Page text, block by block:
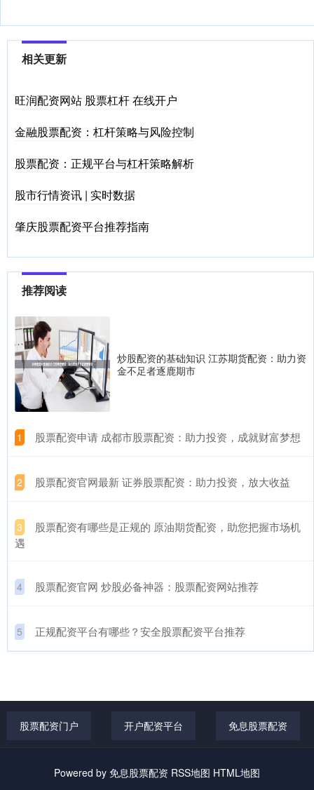
相关更新
旺润配资网站 股票杠杆 在线开户
金融股票配资：杠杆策略与风险控制
股票配资：正规平台与杠杆策略解析
股市行情资讯 | 实时数据
肇庆股票配资平台推荐指南
推荐阅读
炒股配资的基础知识 江苏期货配资：助力资
金不足者逐鹿期市
1 ​股票配资申请 成都市股票配资：助力投资，成就财富梦想
2 ​股票配资官网最新 证券股票配资：助力投资，放大收益
3
​股票配资有哪些是正规的 原油期货配资，助您把握市场机
遇
4 ​股票配资官网 炒股必备神器：股票配资网站推荐
5 ​正规配资平台有哪些？安全股票配资平台推荐
股票配资门户 开户配资平台 免息股票配资
Powered by 免息股票配资 RSS地图 HTML地图